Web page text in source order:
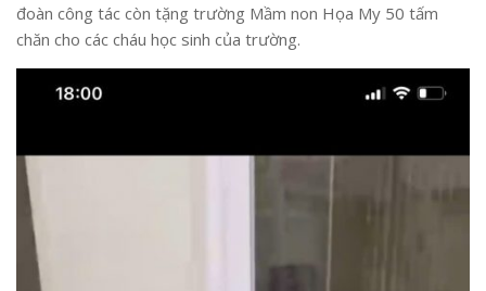
đoàn công tác còn tặng trường Mầm non Họa My 50 tấm
chăn cho các cháu học sinh của trường.